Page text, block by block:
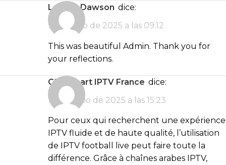
Landyn Dawson dice:
9 de junio de 2025 a las 09:12
This was beautiful Admin. Thank you for
your reflections.
GSE Smart IPTV France dice:
12 de junio de 2025 a las 15:23
Pour ceux qui recherchent une expérience
IPTV fluide et de haute qualité, l’utilisation
de IPTV football live peut faire toute la
différence. Grâce à chaînes arabes IPTV,